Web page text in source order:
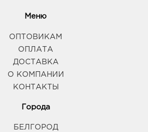
Меню
ОПТОВИКАМ
ОПЛАТА
ДОСТАВКА
О КОМПАНИИ
КОНТАКТЫ
Города
БЕЛГОРОД